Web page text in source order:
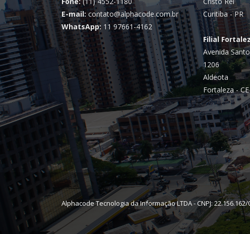
E-mail: contato@alphacode.com.br
WhatsApp: 11 97661-4162
Curitiba - PR
Filial
Avenida
1206
Aldeota
Fortaleza - CE
Alphacode Tecnologia da Informação LTDA - CNPJ: 22.156.162/